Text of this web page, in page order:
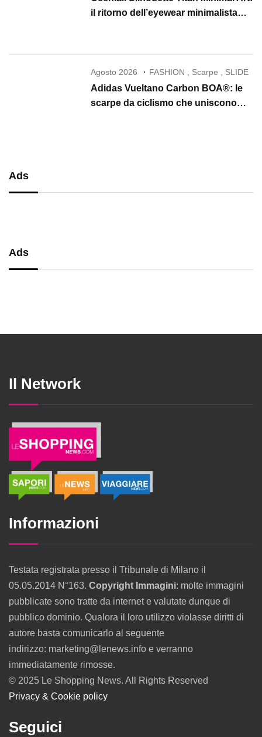
il ritorno dell’eyewear minimalista
Agosto 2026 FASHION , Scarpe , SLIDE
Adidas Vueltano Carbon BOA®: le
scarpe da ciclismo che uniscono
Ads
Ads
Il Network
Informazioni
Testata registrata presso il Tribunale di Milano il
05.05.2014 N°163. Copyright Immagini: molte immagini
pubblicate sono tratte da internet e valutate dunque di
pubblico dominio. Qualora il loro utilizzo violasse diritti di
autore basta comunicarlo al seguente
indirizzo: marketing@lenews.info e verranno
immediatamente rimosse.
© 2025 Le Shopping News. All Rights Reserved
Privacy & Cookie policy
Seguici